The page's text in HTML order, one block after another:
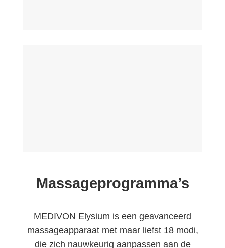
Massageprogramma’s
MEDIVON Elysium is een geavanceerd
massageapparaat met maar liefst 18 modi,
die zich nauwkeurig aanpassen aan de